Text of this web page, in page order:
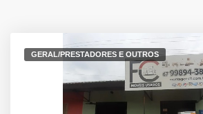
GERAL/PRESTADORES E OUTROS